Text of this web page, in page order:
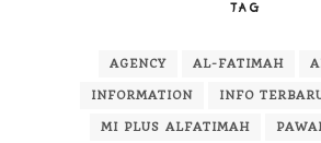
TAG
AGENCY AL-FATIMAH
INFORMATION INFO
MI PLUS ALFATIMAH